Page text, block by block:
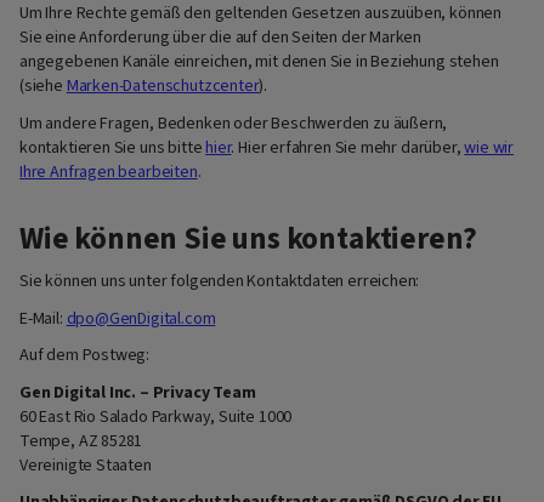
Um Ihre Rechte gemäß den geltenden Gesetzen auszuüben, können
Sie eine Anforderung über die auf den Seiten der Marken
angegebenen Kanäle einreichen, mit denen Sie in Beziehung stehen
(sieheMarken-Datenschutzcenter).
Um andere Fragen, Bedenken oder Beschwerden zu äußern,
kontaktieren Sie uns bitte hier. Hier erfahren Sie mehr darüber,wie wir
Ihre Anfragen bearbeiten.
Wie können Sie uns kontaktieren?
Sie können uns unter folgenden Kontaktdaten erreichen:
E-Mail: dpo@GenDigital.com
Auf dem Postweg:
Gen Digital Inc. – Privacy Team
60 East Rio Salado Parkway, Suite 1000
Tempe, AZ 85281
Vereinigte Staaten